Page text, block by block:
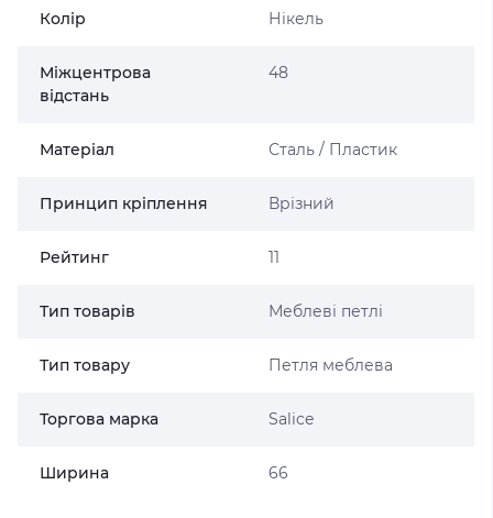
Колір Нікель
Міжцентрова
відстань
48
Матеріал Сталь / Пластик
Принцип кріплення Врізний
Рейтинг 11
Тип товарів Меблеві петлі
Тип товару Петля меблева
Торгова марка Salice
Ширина 66